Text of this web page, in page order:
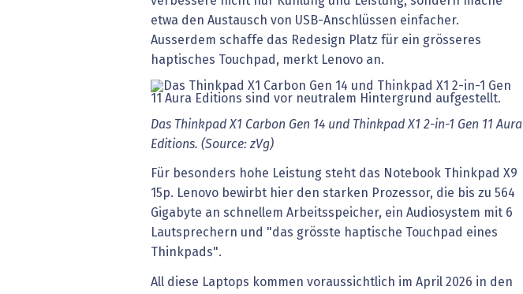
etwa den Austausch von USB-Anschlüssen einfacher.
Ausserdem schaffe das Redesign Platz für ein grösseres
haptisches Touchpad, merkt Lenovo an.
Das Thinkpad X1 Carbon Gen 14 und Thinkpad X1 2-in-1 Gen 11 Aura
Editions. (Source: zVg)
Für besonders hohe Leistung steht das Notebook Thinkpad X9
15p. Lenovo bewirbt hier den starken Prozessor, die bis zu 564
Gigabyte an schnellem Arbeitsspeicher, ein Audiosystem mit 6
Lautsprechern und "das grösste haptische Touchpad eines
Thinkpads".
All diese Laptops kommen voraussichtlich im April 2026 in den